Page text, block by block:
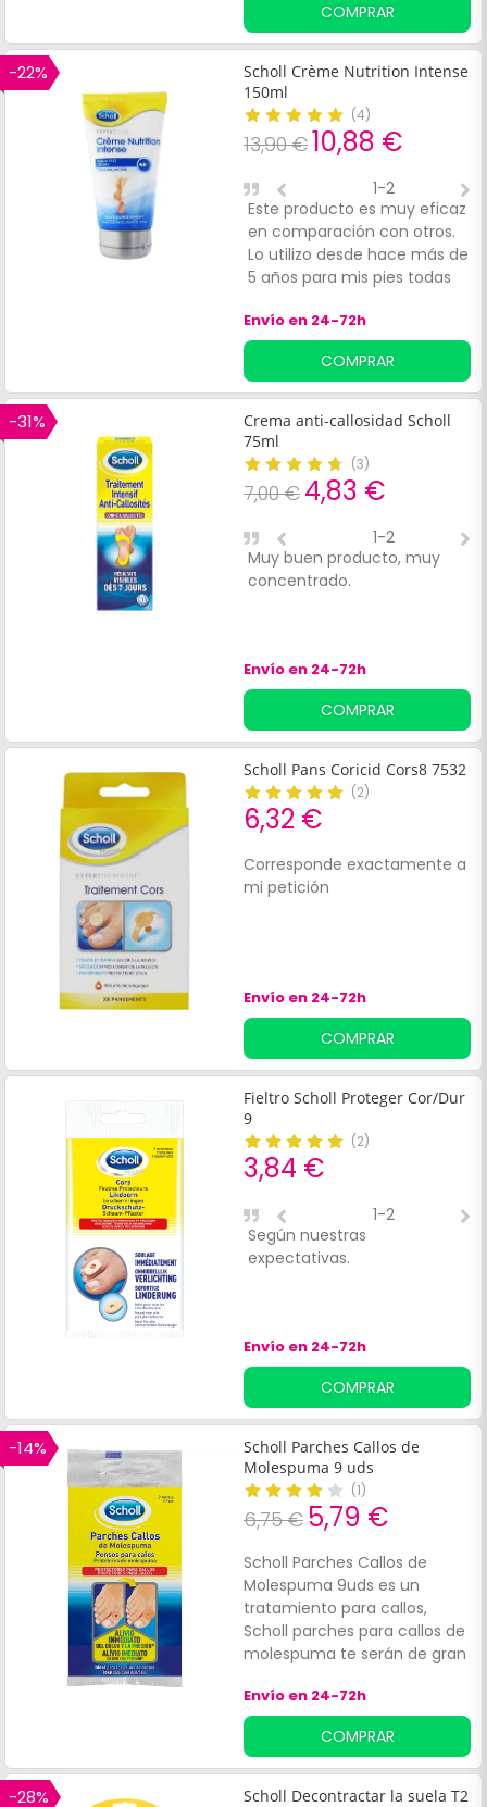
COMPRAR
-22%
Scholl Crème Nutrition Intense
150ml
(4)
13,90 €10,88 €
Este producto es muy eficaz
en comparación con otros.
Lo utilizo desde hace más de
5 años para mis pies todas
suaves y muy lisos
1-2
Envío en 24-72h
COMPRAR
-31%
Crema anti-callosidad Scholl
75ml
(3)
7,00 € 4,83 €
Muy buen producto, muy
concentrado.
1-2
Envío en 24-72h
COMPRAR
Scholl Pans Coricid Cors8 7532
(2)
6,32 €
Corresponde exactamente a
mi petición
Envío en 24-72h
COMPRAR
Fieltro Scholl Proteger Cor/Dur
9
(2)
3,84 €
Según nuestras
expectativas.
1-2
Envío en 24-72h
COMPRAR
-14%
Scholl Parches Callos de
Molespuma 9 uds
(1)
6,75 € 5,79 €
Scholl Parches Callos de
Molespuma 9uds es un
tratamiento para callos,
Scholl parches para callos de
molespuma te serán de gran
pies que protege la piel del
roce y presión del calzado.
Envío en 24-72h
COMPRAR
-28% Scholl Decontractar la suela T2